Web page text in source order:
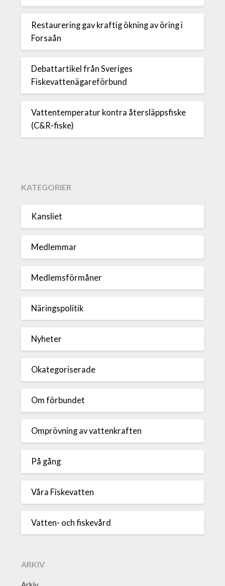
Restaurering gav kraftig ökning av öring i
Forsaån
Debattartikel från Sveriges
Fiskevattenägareförbund
Vattentemperatur kontra återsläppsfiske
(C&R-fiske)
KATEGORIER
Kansliet
Medlemmar
Medlemsförmåner
Näringspolitik
Nyheter
Okategoriserade
Om förbundet
Omprövning av vattenkraften
På gång
Våra Fiskevatten
Vatten- och fiskevård
ARKIV